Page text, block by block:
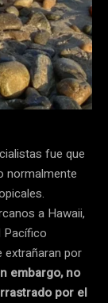
fue que
normalmente
a Hawaii,
Pacífico
por
embargo, no
por el